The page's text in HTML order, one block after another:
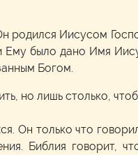
родился Иисусом
Ему было дано Имя
Богом.
но лишь столько,
Он только что
Библия говорит,